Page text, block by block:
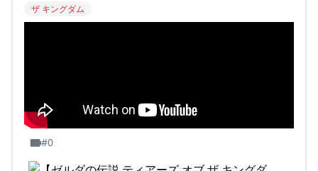
ザ キングダム
#0